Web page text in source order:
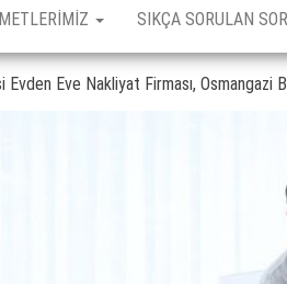
SIKÇA SORULAN
Evden Eve Nakliyat Firması, Osmangazi